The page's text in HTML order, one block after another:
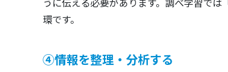
環です。
④情報を整理・分析する